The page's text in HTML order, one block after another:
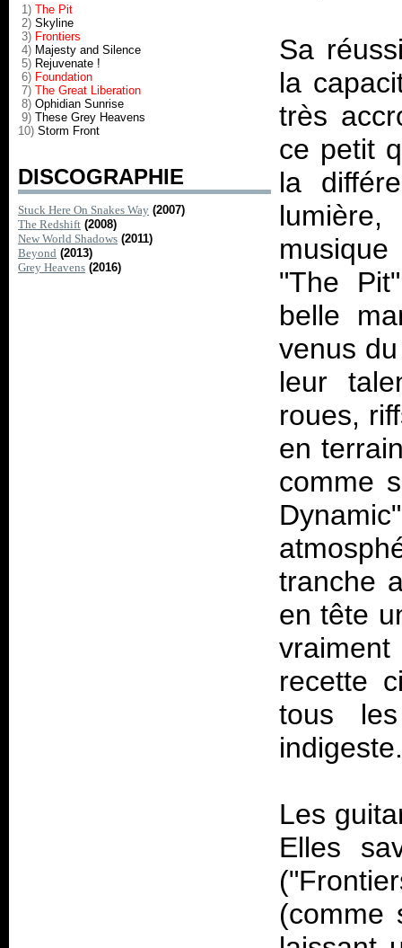
1) The Pit
2) Skyline
3) Frontiers
4) Majesty and Silence
5) Rejuvenate !
6) Foundation
7) The Great Liberation
8) Ophidian Sunrise
9) These Grey Heavens
10) Storm Front
DISCOGRAPHIE
Stuck Here On Snakes Way (2007)
The Redshift (2008)
New World Shadows (2011)
Beyond (2013)
Grey Heavens (2016)
Sa
la
très
ce petit
la
"The
belle
venus
leur
roues,
en
comme
tranche
en tête
recette
tous
Les
Elles
(comme